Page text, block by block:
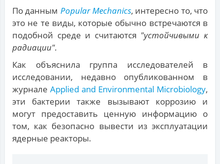
По данным Popular Mechanics, интересно то, что
это не те виды, которые обычно встречаются в
подобной среде и считаются "устойчивыми к
радиации".
Как объяснила группа исследователей в
исследовании, недавно опубликованном в
журнале Applied and Environmental Microbiology,
эти бактерии также вызывают коррозию и
могут предоставить ценную информацию о
том, как безопасно вывести из эксплуатации
ядерные реакторы.